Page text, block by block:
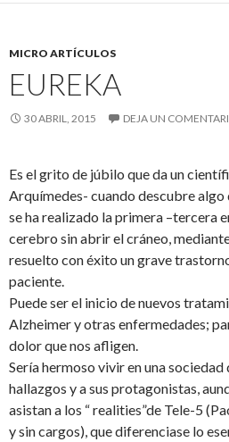
MICRO ARTÍCULOS
EUREKA
30 ABRIL, 2015 DEJA UN
Es el grito de júbilo que da un
Arquímedes- cuando descubre algo
se ha realizado la primera –tercera
cerebro sin abrir el cráneo,
resuelto con éxito un grave
paciente.
Puede ser el inicio de nuevos
Alzheimer y otras enfermedades;
dolor que nos afligen.
Sería hermoso vivir en una sociedad
hallazgos y a sus protagonistas,
asistan a los “ realities”de Tele-5
y sin cargos), que diferenciase lo